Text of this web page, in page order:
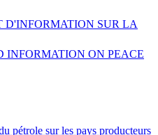
D'INFORMATION SUR LA
INFORMATION ON PEACE
pétrole sur les pays producteurs